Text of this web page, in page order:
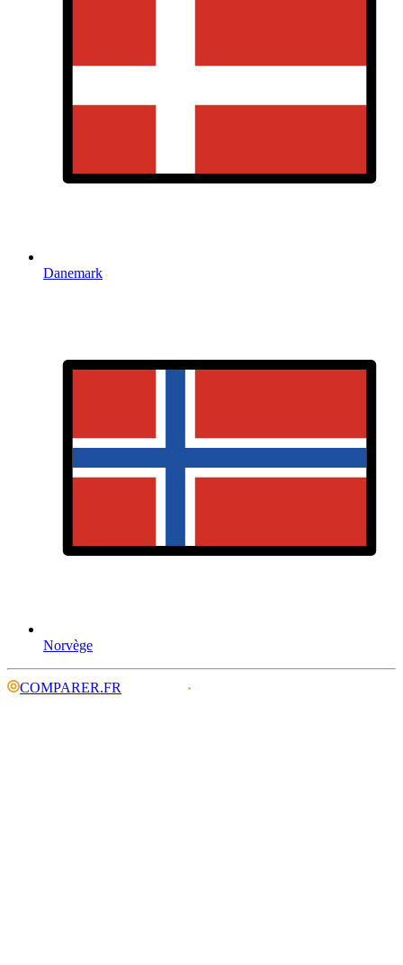
Danemark
Norvège
COMPARER.FR